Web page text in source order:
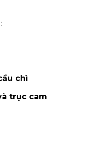
chì
trục cam